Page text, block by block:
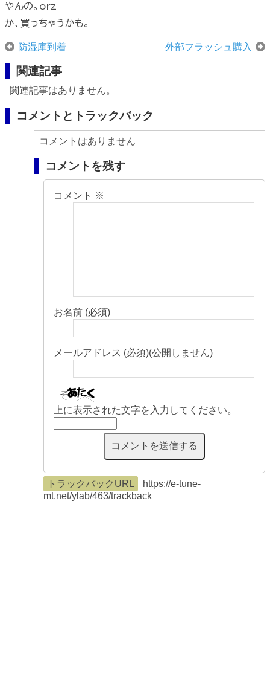
やんの。orz
か、買っちゃうかも。
防湿庫到着 外部フラッシュ購入
関連記事
関連記事はありません。
コメントとトラックバック
コメントはありません
コメントを残す
コメント ※
お名前 (必須)
メールアドレス (必須)(公開しません)
上に表示された文字を入力してください。
トラックバックURL
https://e-tune-
mt.net/ylab/463/trackback